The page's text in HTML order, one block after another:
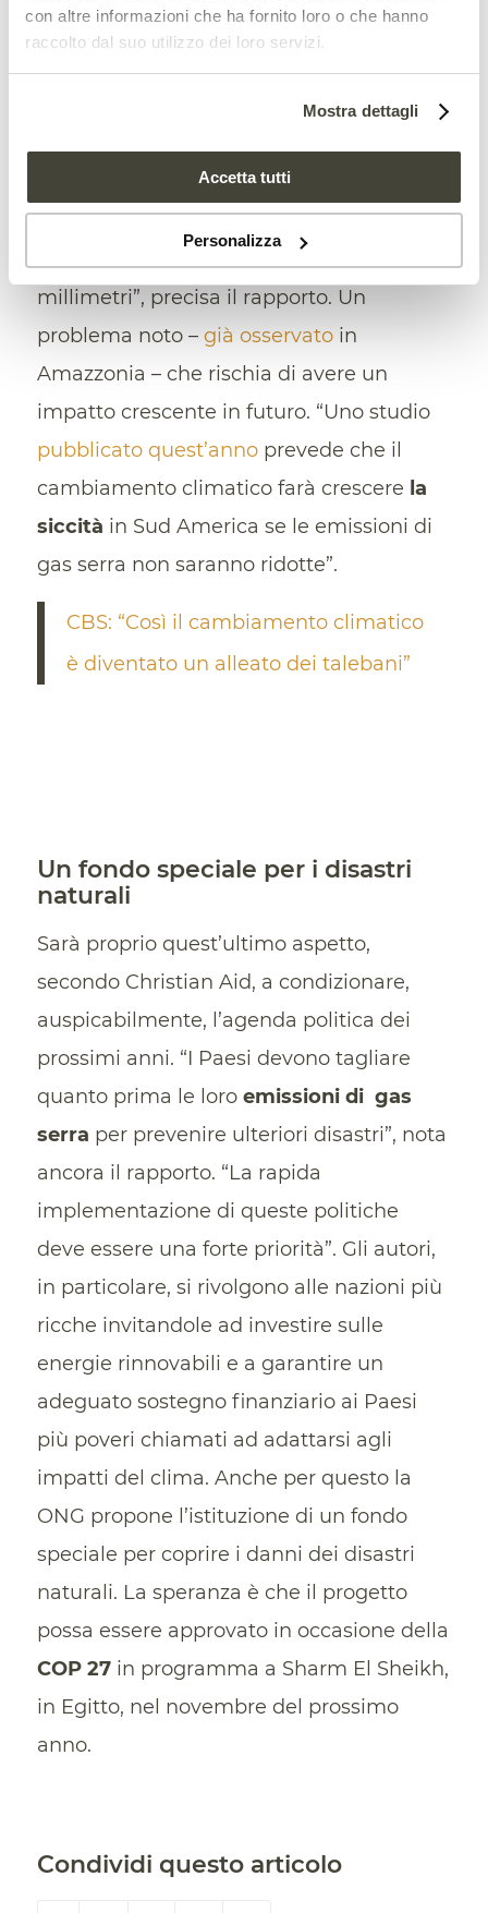
con altre informazioni che ha fornito loro o che hanno
raccolto dal suo utilizzo dei loro servizi.
Mostra dettagli
Accetta tutti
Personalizza
Paraguay, Brasile e Argentina, ha toccato
il punto più basso degli ultimi 77 anni.
“I bassi livelli sono associati alla riduzione
circondano la cima del Paranà che
sono dimezzatedagli anni ’90 quando
millimetri”, precisa il rapporto. Un
problema noto – già osservatoin
Amazzonia – che rischia di avere un
impatto crescente in futuro. “Uno studio
pubblicato quest’annoprevede che il
cambiamento climatico farà crescere la
siccità in Sud America se le emissioni di
gas serra non saranno ridotte”.
CBS: “Così il cambiamento climatico
è diventato un alleato dei talebani”
Un fondo speciale per i disastri
naturali
Sarà proprio quest’ultimo aspetto,
secondo Christian Aid, a condizionare,
auspicabilmente, l’agenda politica dei
prossimi anni. “I Paesi devono tagliare
quanto prima le loro emissioni di gas
serra per prevenire ulteriori disastri”, nota
ancora il rapporto. “La rapida
implementazione di queste politiche
deve essere una forte priorità”. Gli autori,
in particolare, si rivolgono alle nazioni più
ricche invitandole ad investire sulle
energie rinnovabili e a garantire un
adeguato sostegno finanziario ai Paesi
più poveri chiamati ad adattarsi agli
impatti del clima. Anche per questo la
ONG propone l’istituzione di un fondo
speciale per coprire i danni dei disastri
naturali. La speranza è che il progetto
possa essere approvato in occasione della
COP 27in programma a Sharm El Sheikh,
in Egitto, nel novembre del prossimo
anno.
Condividi questo articolo